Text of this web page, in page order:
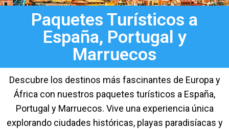
Paquetes Turísticos a
España, Portugal y
Marruecos
Descubre los destinos más fascinantes de Europa y
África con nuestros paquetes turísticos a España,
Portugal y Marruecos. Vive una experiencia única
explorando ciudades históricas, playas paradisíacas y